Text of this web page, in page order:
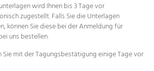
wird Ihnen bis 3 Tage vor
zugestellt. Falls Sie die Unterlagen
können Sie diese bei der Anmeldung für
uns bestellen.
Sie mit der Tagungsbestätigung einige Tage vor